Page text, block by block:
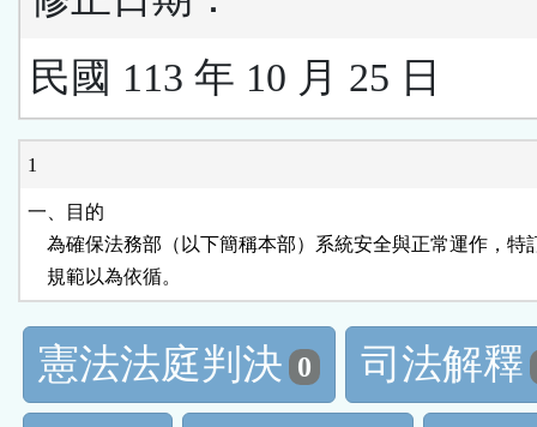
民國 113 年 10 月 25 日
1
一、目的
為確保法務部（以下簡稱本部）系統安全與正常運作，特
    規範以為依循。
憲法法庭判決 0
司法解釋